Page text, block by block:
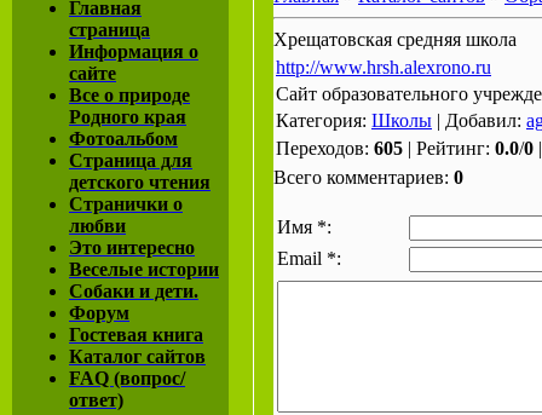
Главная
страница
Информация о
сайте
Все о природе
Родного края
Фотоальбом
Страница для
детского чтения
Странички о
любви
Это интересно
Веселые истории
Собаки и дети.
Форум
Гостевая книга
Каталог сайтов
FAQ (вопрос/
ответ)
Хрещатовская средняя школа
http://www.hrsh.alexrono.ru
Сайт образовательного
Категория: Школы | Добавил:
Переходов: 605 | Рейтинг: 0.0/0
Всего комментариев: 0
Имя *:
Email *: